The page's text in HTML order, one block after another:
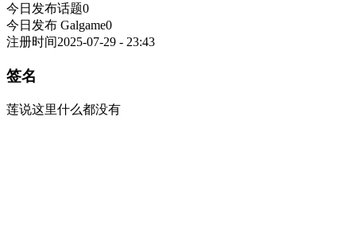
今日发布话题0
今日发布 Galgame0
注册时间2025-07-29 - 23:43
签名
莲说这里什么都没有